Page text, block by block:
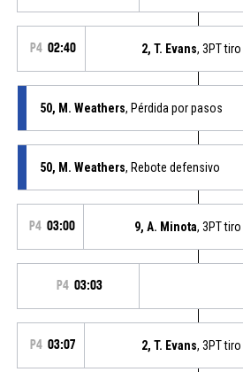
P4 02:40 2, T. Evans, 3PT
50, M. Weathers, Pérdida por pasos
50, M. Weathers, Rebote defensivo
P4 03:00 9, A. Minota, 3PT
P4 03:03
P4 03:07 2, T. Evans, 3PT